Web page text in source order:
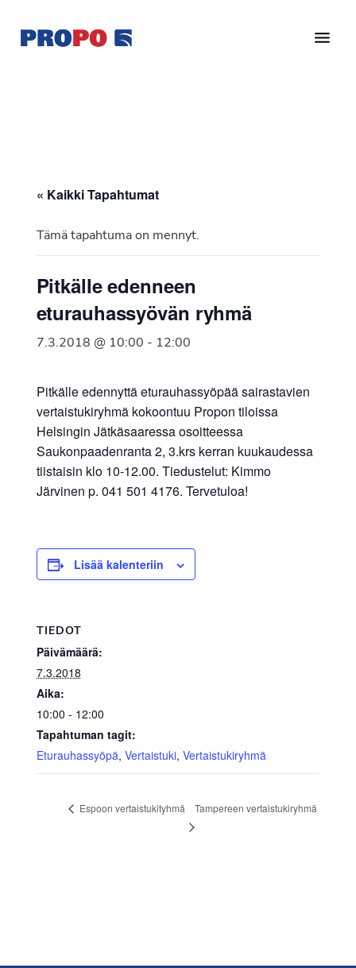
pääsisältöön
alatunnisteeseen
Ry
vuonna
Suomen
jäsenjärjestö.
« Kaikki Tapahtumat
Tämä tapahtuma on mennyt.
Pitkälle edenneen
eturauhassyövän ryhmä
7.3.2018 @ 10:00 - 12:00
Pitkälle edennyttä eturauhassyöpää sairastavien
vertaistukiryhmä kokoontuu Propon tiloissa
Helsingin Jätkäsaaressa osoitteessa
Saukonpaadenranta 2, 3.krs kerran kuukaudessa
tiistaisin klo 10-12.00. Tiedustelut: Kimmo
Järvinen p. 041 501 4176. Tervetuloa!
Lisää kalenteriin
TIEDOT
Päivämäärä:
7.3.2018
Aika:
10:00 - 12:00
Tapahtuman tagit:
Eturauhassyöpä, Vertaistuki, Vertaistukiryhmä
Espoon vertaistukityhmä Tampereen vertaistukiryhmä